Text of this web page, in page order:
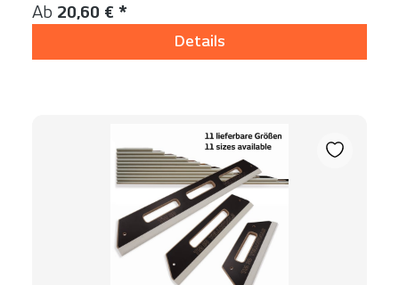
Regulärer Preis:
Ab 20,60 € *
Details